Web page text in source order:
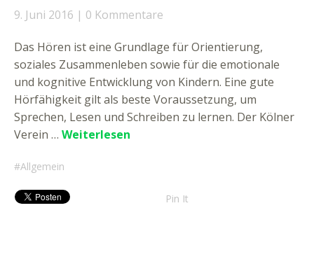
9. Juni 2016 0 Kommentare
Das Hören ist eine Grundlage für Orientierung,
soziales Zusammenleben sowie für die emotionale
und kognitive Entwicklung von Kindern. Eine gute
Hörfähigkeit gilt als beste Voraussetzung, um
Sprechen, Lesen und Schreiben zu lernen. Der Kölner
Verein … Weiterlesen
Allgemein
Pin It